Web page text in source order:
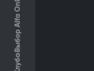
Клуба
Выбор Alfa Only